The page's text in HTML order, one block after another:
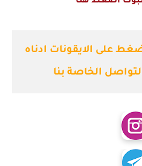
على الايقونات ادناه
الخاصة بنا